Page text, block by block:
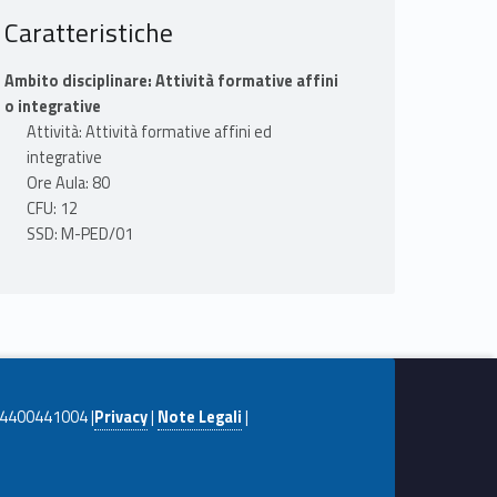
Caratteristiche
Ambito disciplinare: Attività formative affini
o integrative
Attività: Attività formative affini ed
integrative
Ore Aula: 80
CFU: 12
SSD: M-PED/01
|Privacy| Note Legali|